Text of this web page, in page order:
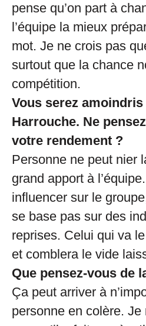
pense qu’on part à
l’équipe la mieux
mot. Je ne crois pas
surtout que la chance
compétition.
Vous serez
Harrouche. Ne
votre rendement ?
Personne ne peut nier
grand apport à
influencer sur le
se base pas sur des
reprises. Celui qui va
et comblera le vide
Que pensez-vous de
Ça peut arriver à
personne en colère.